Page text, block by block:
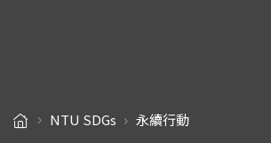
NTU SDGs 永續行動